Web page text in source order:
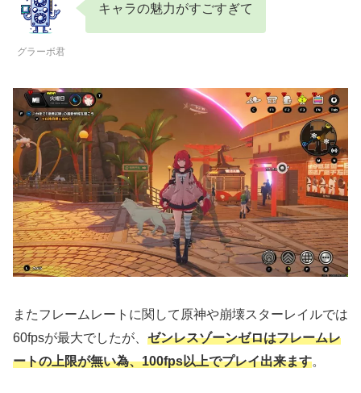
グラーボ君
キャラの魅力がすごすぎて
またフレームレートに関して原神や崩壊スターレイルでは
60fpsが最大でしたが、 ゼンレスゾーンゼロはフレームレ
ートの上限が無い為、100fps以上でプレイ出来ます。